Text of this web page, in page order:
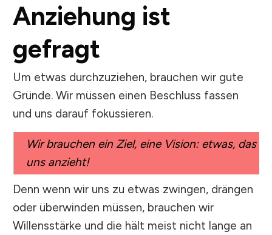
Anziehung ist
gefragt
Um etwas durchzuziehen, brauchen wir gute
Gründe. Wir müssen einen Beschluss fassen
und uns darauf fokussieren.
Wir brauchen ein Ziel, eine Vision: etwas, das
uns anzieht!
Denn wenn wir uns zu etwas zwingen, drängen
oder überwinden müssen, brauchen wir
Willensstärke und die hält meist nicht lange an